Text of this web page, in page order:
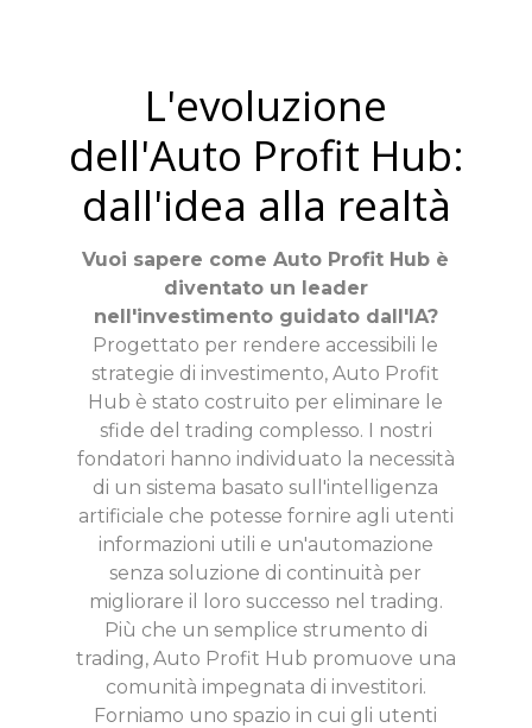
L'evoluzione
dell'Auto Profit Hub:
dall'idea alla realtà
Vuoi sapere come Auto Profit Hub è
diventato un leader
nell'investimento guidato dall'IA?
Progettato per rendere accessibili le
strategie di investimento, Auto Profit
Hub è stato costruito per eliminare le
sfide del trading complesso. I nostri
fondatori hanno individuato la necessità
di un sistema basato sull'intelligenza
artificiale che potesse fornire agli utenti
informazioni utili e un'automazione
senza soluzione di continuità per
migliorare il loro successo nel trading.
Più che un semplice strumento di
trading, Auto Profit Hub promuove una
comunità impegnata di investitori.
Forniamo uno spazio in cui gli utenti